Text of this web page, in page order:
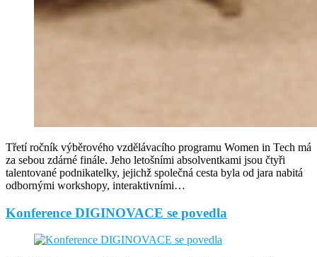
Třetí ročník výběrového vzdělávacího programu Women in Tech má
za sebou zdárné finále. Jeho letošními absolventkami jsou čtyři
talentované podnikatelky, jejichž společná cesta byla od jara nabitá
odbornými workshopy, interaktivními…
Konference DIGINOVACE se povedla